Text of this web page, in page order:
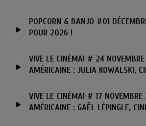
POPCORN & BANJO #01
POUR 2026 !
VIVE LE CINÉMA! # 24
AMÉRICAINE : JULIA KOWALSKI,
VIVE LE CINÉMA! # 17
AMÉRICAINE : GAËL LÉPINGLE,